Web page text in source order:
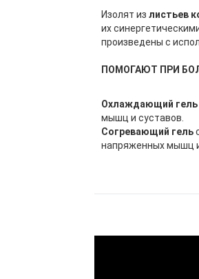
Изолят из листьев
их
произведены с
ПОМОГАЮТ ПРИ
Охлаждающий гель
мышц и суставов.
Согревающий гель
напряженных мышц и